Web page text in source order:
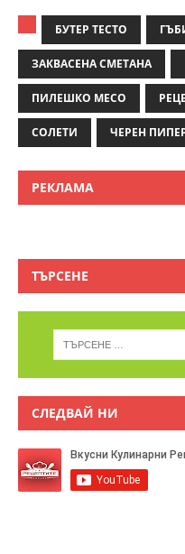
БУТЕР ТЕСТО
ЗАКВАСЕНА СМЕТАНА
ПИЛЕШКО МЕСО
СОЛЕТИ ЧЕРЕН
РЕКЛАМА
ТЪРСЕНЕ
СЛЕДВАЙ НИ